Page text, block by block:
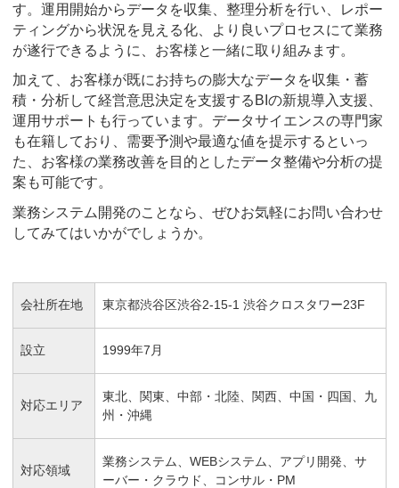
す。運用開始からデータを収集、整理分析を行い、レポー
ティングから状況を見える化、より良いプロセスにて業務
が遂行できるように、お客様と一緒に取り組みます。
加えて、お客様が既にお持ちの膨大なデータを収集・蓄
積・分析して経営意思決定を支援するBIの新規導入支援、
運用サポートも行っています。データサイエンスの専門家
も在籍しており、需要予測や最適な値を提示するといっ
た、お客様の業務改善を目的としたデータ整備や分析の提
案も可能です。
業務システム開発のことなら、ぜひお気軽にお問い合わせ
してみてはいかがでしょうか。
会社所在地 東京都渋谷区渋谷2-15-1 渋谷クロスタワー23F
設立 1999年7月
対応エリア
東北、関東、中部・北陸、関西、中国・四国、九
州・沖縄
対応領域
業務システム、WEBシステム、アプリ開発、サ
ーバー・クラウド、コンサル・PM